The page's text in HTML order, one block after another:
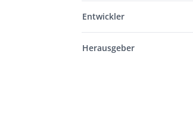
Entwickler
Herausgeber